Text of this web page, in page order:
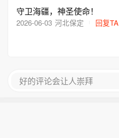
守卫海疆，神圣使命！
2026-06-03 河北保定 回复TA
好的评论会让人崇拜